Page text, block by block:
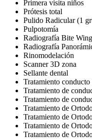
Primera visita niños
Prótesis total
Pulido Radicular (1
Pulpotomía
Radiografía Bite
Radiografía
Rinomodelación
Scanner 3D zona
Sellante dental
Tratamiento conducto
Tratamiento de
Tratamiento de
Tratamiento de
Tratamiento de
Tratamiento de
Tratamiento de